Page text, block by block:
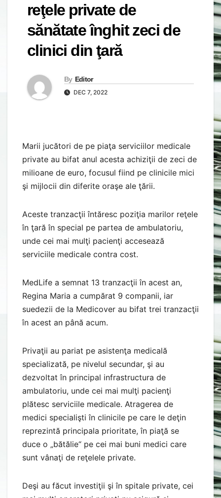
reţele private de
sănătate înghit zeci de
clinici din ţară
By Editor
DEC 7, 2022
Marii jucători de pe piaţa serviciilor medicale
private au bifat anul acesta achiziţii de zeci de
milioane de euro, focusul fiind pe clinicile mici
şi mijlocii din diferite oraşe ale ţării.
Aceste tranzacţii întăresc poziţia marilor reţele
în ţară în special pe partea de ambulatoriu,
unde cei mai mulţi pacienţi accesează
serviciile medicale contra cost.
MedLife a semnat 13 tranzacţii în acest an,
Regina Maria a cumpărat 9 companii, iar
suedezii de la Medicover au bifat trei tranzacţii
în acest an până acum.
Privaţii au pariat pe asistenţa medicală
specializată, pe nivelul secundar, şi au
dezvoltat în principal infrastructura de
ambulatoriu, unde cei mai mulţi pacienţi
plătesc serviciile medicale. Atragerea de
medici specialişti în clinicile pe care le deţin
reprezintă principala prioritate, în piaţă se
duce o „bătălie“ pe cei mai buni medici care
sunt vânaţi de reţelele private.
Deşi au făcut investiţii şi în spitale private, cei